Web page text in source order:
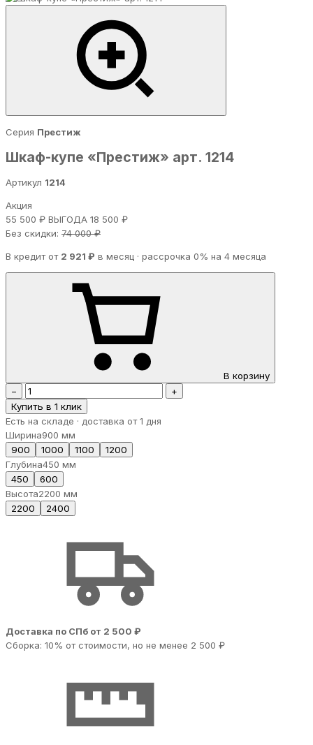
Серия Престиж
Шкаф-купе «Престиж» арт. 1214
Артикул 1214
Акция
55 500 ₽ ВЫГОДА 18 500 ₽
Без скидки: 74 000 ₽
В кредит от 2 921 ₽ в месяц · рассрочка 0% на 4 месяца
В корзину
−
+
Купить в 1 клик
Есть на складе · доставка от 1 дня
Ширина900 мм
900
1000 1100
1200
Глубина450 мм
450
600
Высота2200 мм
2200
2400
Доставка по СПб от 2 500 ₽
Сборка: 10% от стоимости, но не менее 2 500 ₽